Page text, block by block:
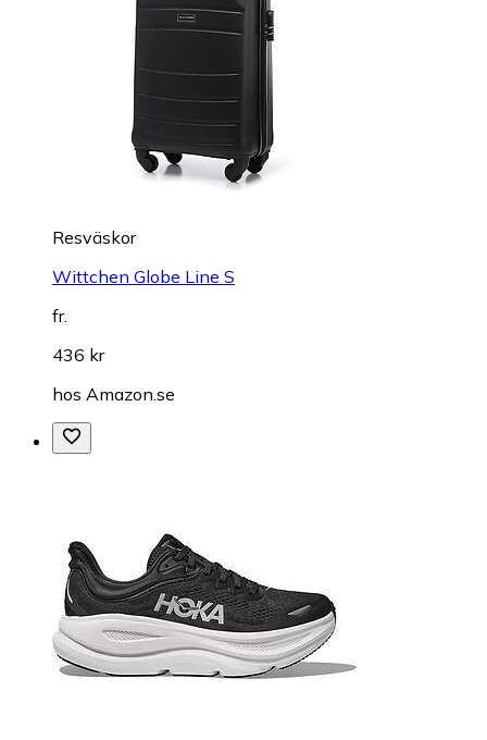
Resväskor
Wittchen Globe Line S
fr.
436 kr
hos Amazon.se